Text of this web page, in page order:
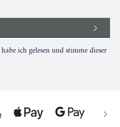
habe ich gelesen und stimme dieser